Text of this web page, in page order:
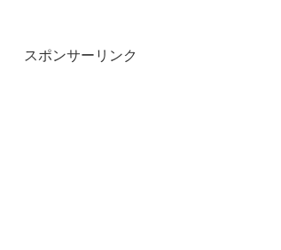
スポンサーリンク